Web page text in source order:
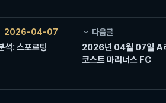
2026-04-07
: 스포르팅
다음글
2026년 04월 07일 A
코스트 마리너스 FC